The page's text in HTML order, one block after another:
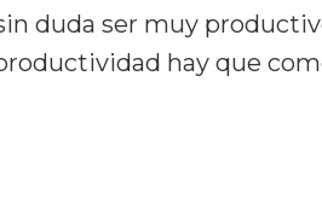
duda ser muy
hay que